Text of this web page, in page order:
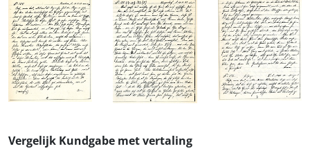
Vergelijk Kundgabe met vertaling